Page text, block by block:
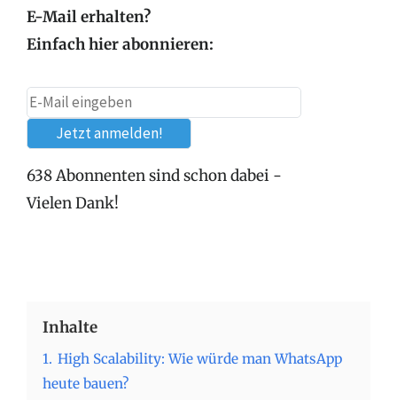
E-Mail erhalten?
Einfach hier abonnieren:
638 Abonnenten sind schon dabei -
Vielen Dank!
Inhalte
1. High Scalability: Wie würde man WhatsApp
heute bauen?